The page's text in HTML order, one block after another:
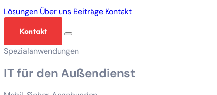
Lösungen Über uns Beiträge Kontakt
Kontakt
Spezialanwendungen
IT für den Außendienst